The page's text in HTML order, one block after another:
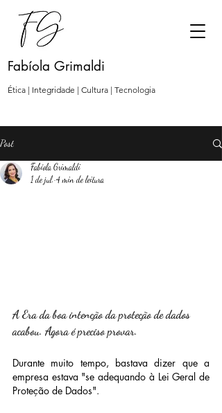
Fabíola Grimaldi
Ética | Integridade | Cultura | Tecnologia
Post
Fabíola Grimaldi
1 de jul. 4 min de leitura
A Era da boa intenção da proteção de dados
acabou. Agora é preciso provar.
Durante muito tempo, bastava dizer que a
empresa estava "se adequando à Lei Geral de
Proteção de Dados".